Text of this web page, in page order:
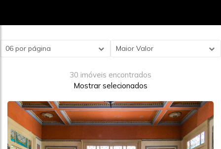
Maior Valor
06 por página
30 imóveis encontrados
Mostrar selecionados